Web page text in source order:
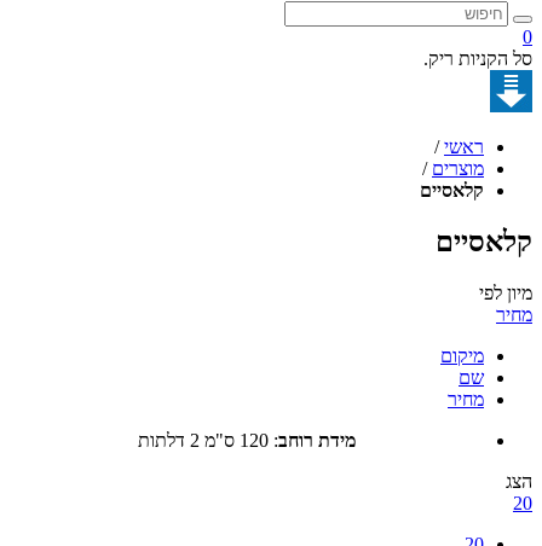
ריק.
ראשי
/
מוצרים /
קלאסיים
מיקום
שם
מחיר
מידת רוחב :120 ס"מ 2 דלתות